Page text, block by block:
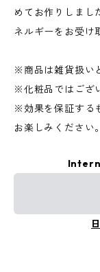
めてお作りしまし
ネルギーをお受け
※商品は雑貨扱い
※化粧品ではござ
※効果を保証する
お楽しみください。